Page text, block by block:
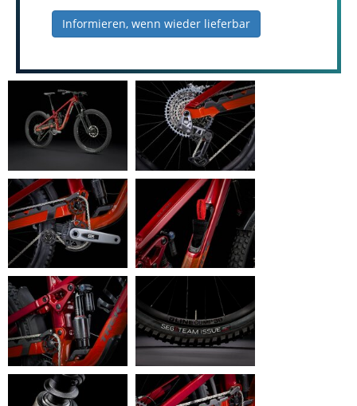
Informieren, wenn wieder lieferbar